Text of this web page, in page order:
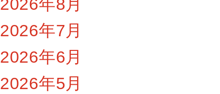
2026年8月
2026年7月
2026年6月
2026年5月